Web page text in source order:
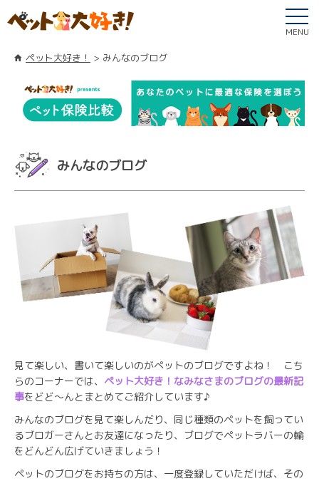
MENU
ペット大好き！ みんなのブログ
みんなのブログ
見て楽しい、書いて楽しいのがぺットのブログですよね！ こち
らのコーナーでは、 ペット大好き！なみなさまのブログの最新記
事をどど～んとまとめてご紹介しています♪
みんなのブログを見て楽しんだり、同じ種類のペットを飼ってい
るブロガーさんとお友達になったり、ブログでペットラバーの輪
をどんどん広げていきましょう！
ペットのブログをお持ちの方は、一度登録していただけば、その